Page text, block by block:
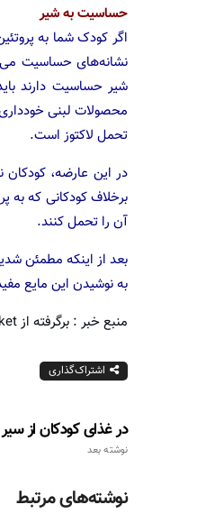
حساسیت به شیر
اگر کودک شما به
نشانه‌های حساسیت
محصولات لبنی
تحمل لاکتوز است.
در این عارضه،
برخلاف کودکانی که به
آن را تحمل کنند.
بعد از اینکه مطمئن
به نوشیدن این مایع
منبع خبر : برگرفته از farsnews،koodaket
اشتراک‌گذاری
در غذای کودکان از
نوشته بعد
نوشته‌های مرتبط